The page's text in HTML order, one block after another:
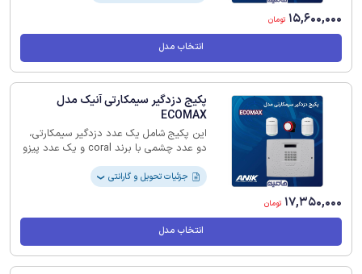
15,600,000 تومان
انتخاب مدل
پکیج دزدگیر سیمکارتی آنیک مدل
ECOMAX
این پکیج شامل یک عدد دزدگیر سیمکارتی،
دو عدد چشمی با برند coral و یک عدد پیزو
جزئیات تحویل و گارانتی ❯
17,350,000 تومان
انتخاب مدل